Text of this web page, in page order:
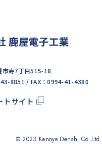
鹿屋電子工業
市寿7丁目515-18
8851 / FAX：0994-41-4380
トサイト
© 2023 Kanoya Denshi Co.,Ltd.